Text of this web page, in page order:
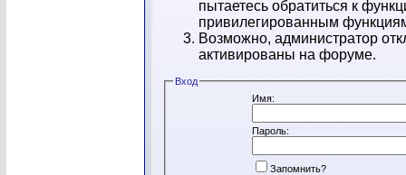
пытаетесь обратиться к
привилегированным
Возможно, администратор
активированы на форуме.
Вход
Имя:
Пароль:
Запомнить?